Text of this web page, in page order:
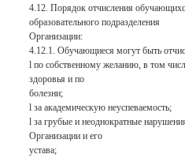
4.12. Порядок отчисления
образовательного подразделения
Организации:
4.12.1. Обучающиеся могут быть
l по собственному желанию, в том
здоровья и по
болезни;
l за академическую неуспеваемость;
l за грубые и неоднократные
Организации и его
устава;